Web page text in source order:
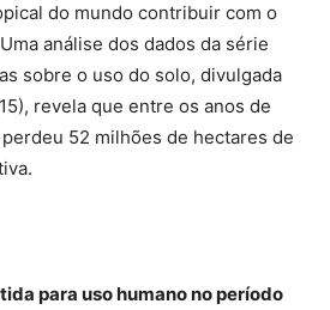
do mundo contribuir com o
análise dos dados da série
sobre o uso do solo, divulgada
revela que entre os anos de
52 milhões de hectares de
para uso humano no período